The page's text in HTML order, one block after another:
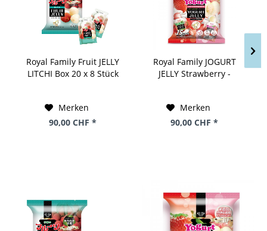
Royal Family Fruit JELLY
LITCHI Box 20 x 8 Stück
Merken
90,00 CHF *
Royal Family JOGURT
JELLY Strawberry -
Merken
90,00 CHF *